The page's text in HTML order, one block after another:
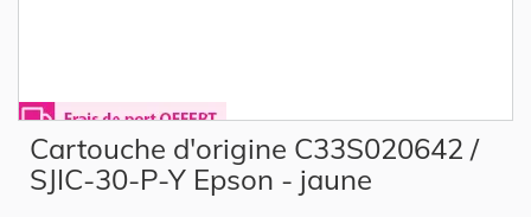
the
beginning
Cartouche d'origine C33S020642 /
SJIC-30-P-Y Epson - jaune